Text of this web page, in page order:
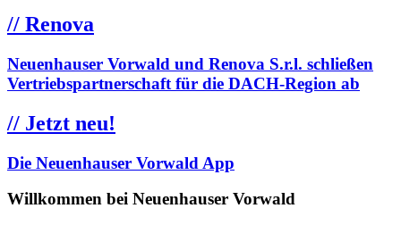
// Renova
Neuenhauser Vorwald und Renova S.r.l. schließen
Vertriebspartnerschaft für die DACH-Region ab
// Jetzt neu!
Die Neuenhauser Vorwald App
Willkommen bei Neuenhauser Vorwald